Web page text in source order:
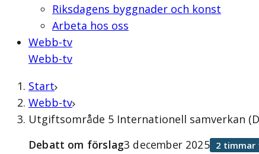
Riksdagens byggnader och konst
Arbeta hos oss
Webb-tv
Webb-tv
Start
Webb-tv
Utgiftsområde 5 Internationell samverkan
Debatt om förslag3 december 2025 2 timmar